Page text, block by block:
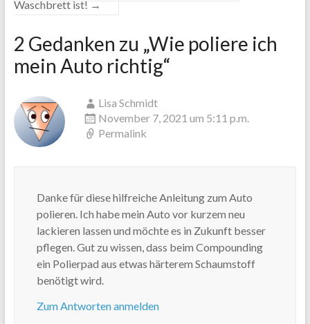
Waschbrett ist! →
2 Gedanken zu „Wie poliere ich
mein Auto richtig“
Lisa Schmidt
November 7, 2021 um 5:11 p.m.
Permalink
Danke für diese hilfreiche Anleitung zum Auto
polieren. Ich habe mein Auto vor kurzem neu
lackieren lassen und möchte es in Zukunft besser
pflegen. Gut zu wissen, dass beim Compounding
ein Polierpad aus etwas härterem Schaumstoff
benötigt wird.
Zum Antworten anmelden